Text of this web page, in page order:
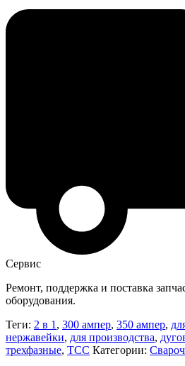
Сервис
Ремонт, поддержка и поставка
оборудования.
Теги: 2 в 1 , 300 ампер, 350 ампер,
нержавейки, для производства,
трехфазные, ТСС Категории: